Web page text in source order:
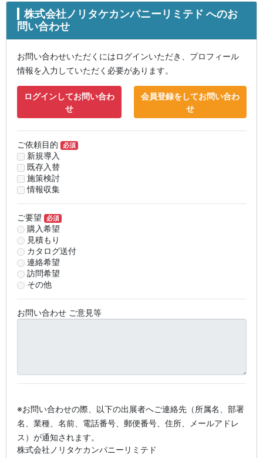
株式会社ノリタケカンパニーリミテド へのお
問い合わせ
お問い合わせいただくにはログインいただき、プロフィール
情報を入力していただく必要があります。
ログインしてお問い合わ
せ
会員登録をしてお問い合わ
せ
ご依頼目的 必須
新規導入
既存入替
施策検討
情報収集
ご要望 必須
購入希望
見積もり
カタログ送付
連絡希望
訪問希望
その他
お問い合わせ ご意見等
※お問い合わせの際、以下の出展者へご連絡先（所属名、部署
名、業種、名前、電話番号、郵便番号、住所、メールアドレ
ス）が通知されます。
株式会社ノリタケカンパニーリミテド